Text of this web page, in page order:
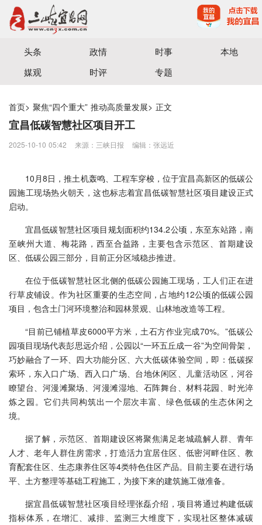
宜昌三峡融媒体中心主办
头条 政情 时事
本地
媒观
时评 专题
首页> 聚焦“四个重大” 推动高质量发展> 正文
宜昌低碳智慧社区项目开工
2025-10-10 05:42 来源：三峡日报 编辑：张远近
10月8日，推土机轰鸣、工程车穿梭，位于宜昌高新区的低碳公
园施工现场热火朝天，这也标志着宜昌低碳智慧社区项目建设正式
启动。
宜昌低碳智慧社区项目规划面积约134.2公顷，东至东站路，南
至峡州大道、梅花路，西至合益路，主要包含示范区、首期建设
区、低碳公园三部分，目前正分区域稳步推进。
在位于低碳智慧社区北侧的低碳公园施工现场，工人们正在进
行草皮铺设。作为社区重要的生态空间，占地约12公顷的低碳公园
项目，包含土门河环境整治和园林景观、山林地改造等工程。
“目前已铺植草皮6000平方米，土石方作业完成70%。”低碳公
园项目现场代表彭思远介绍，公园以“一环五丘成一谷”为空间骨架，
巧妙融合了一环、四大功能分区、六大低碳体验空间，即：低碳探
索环，东入口广场、西入口广场、台地休闲区、儿童活动区，河谷
瞭望台、河漫滩聚场、河漫滩湿地、石阵舞台、材料花园、时光淬
炼之园。它们共同构筑出一个层次丰富、绿色低碳的生态休闲之
境。
据了解，示范区、首期建设区将聚焦满足老城疏解人群、青年
人才、老年人群住房需求，打造活力宜居住区、低密河畔住区、教
育配套住区、生态康养住区等4类特色住区产品。目前主要在进行场
平、土方整理等基础工程施工，为接下来的建筑施工做准备。
据宜昌低碳智慧社区项目经理张磊介绍，项目将通过构建低碳
指标体系，在增汇、减排、监测三大维度下，实现社区整体减碳